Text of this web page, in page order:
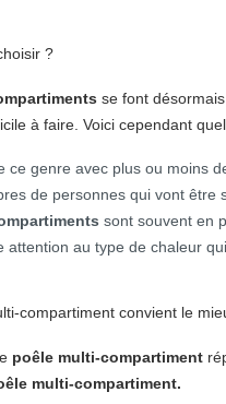
?
se font
à faire. Voici cependant
ce genre avec plus ou moins
de personnes qui vont être
sont souvent en
attention au type de chaleur
compartiment convient le
poêle multi-compartiment
multi-compartiment.